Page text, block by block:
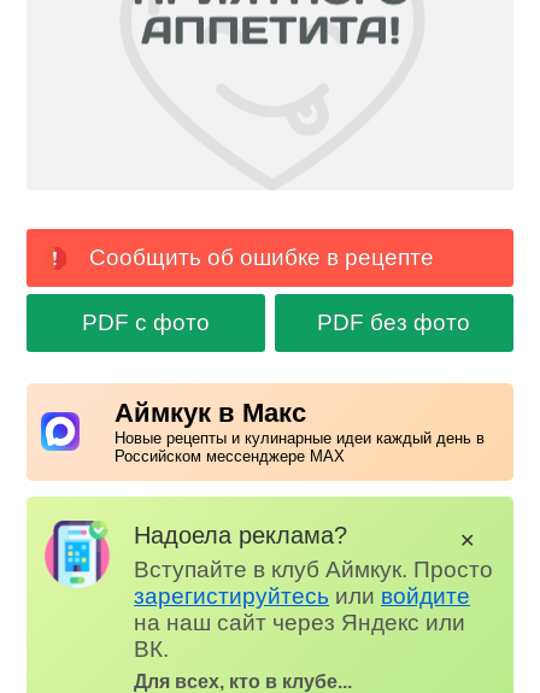
Сообщить об ошибке в рецепте
PDF с фото PDF без фото
Аймкук в Макс
Новые рецепты и кулинарные идеи каждый день в
Российском мессенджере MAX
Надоела реклама?
Вступайте в клуб Аймкук. Просто
зарегистируйтесь или войдите
на наш сайт через Яндекс или
ВК.
Для всех, кто в клубе...
✕